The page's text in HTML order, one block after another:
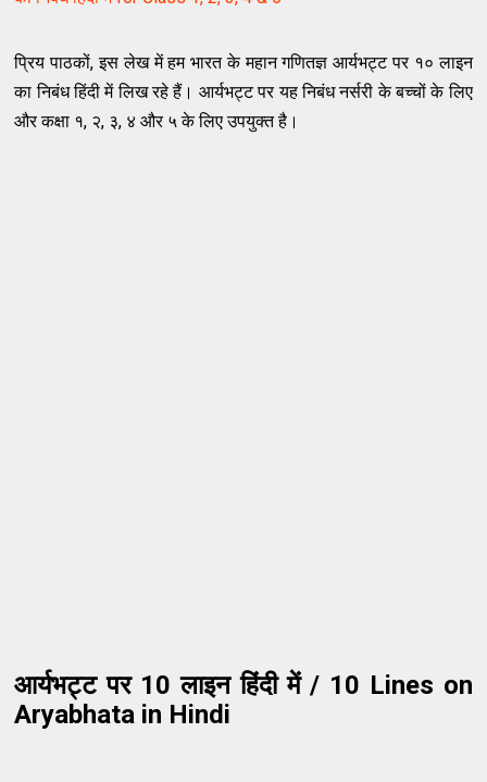
प्रिय पाठकों, इस लेख में हम भारत के महान गणितज्ञ आर्यभट्ट पर १० लाइन
का निबंध हिंदी में लिख रहे हैं। आर्यभट्ट पर यह निबंध नर्सरी के बच्चों के लिए
और कक्षा १, २, ३, ४ और ५ के लिए उपयुक्त है।
आर्यभट्ट पर 10 लाइन हिंदी में / 10 Lines on
Aryabhata in Hindi